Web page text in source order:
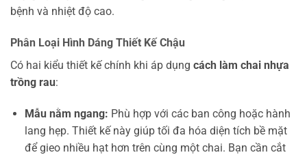
bệnh và nhiệt độ cao.
Phân Loại Hình Dáng Thiết Kế Chậu
Có hai kiểu thiết kế chính khi áp dụng cách làm chai nhựa
trồng rau:
Mẫu nằm ngang: Phù hợp với các ban công hoặc hành
lang hẹp. Thiết kế này giúp tối đa hóa diện tích bề mặt
để gieo nhiều hạt hơn trên cùng một chai. Bạn cần cắt